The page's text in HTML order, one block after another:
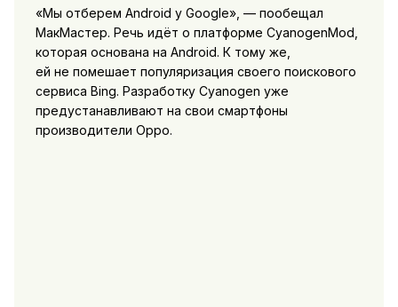
«Мы отберем Android у Google», — пообещал
МакМастер. Речь идёт о платформе CyanogenMod,
которая основана на Android. К тому же,
ей не помешает популяризация своего поискового
сервиса Bing. Разработку Cyanogen уже
предустанавливают на свои смартфоны
производители Oppo.